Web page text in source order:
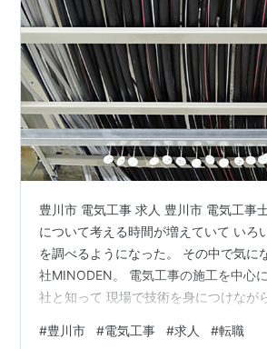
豊川市 電気工事 求人 豊川市 電気工事
について考える時間が増えていて いろ
を調べるようになった。 その中で気に
社MINODEN。 電気工事の施工を中心
社と知って 現場で技術を身につけなが
いから 専門技術を磨きながら社会に必
#豊川市 #電気工事 #求人 #転職